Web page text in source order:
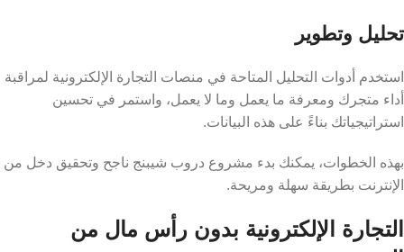
تحليل وتطوير
استخدم أدوات التحليل المتاحة في منصات التجارة الإلكترونية لمراقبة
أداء متجرك ومعرفة ما يعمل وما لا يعمل، واستمر في تحسين
استراتيجياتك بناءً على هذه البيانات.
بهذه الخطوات، يمكنك بدء مشروع دروب شيبنج ناجح وتحقيق دخل من
الإنترنت بطريقة سهلة ومريحة.
التجارة الإلكترونية بدون رأس مال من